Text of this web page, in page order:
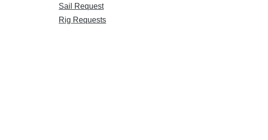
Sail Request
Rig Requests